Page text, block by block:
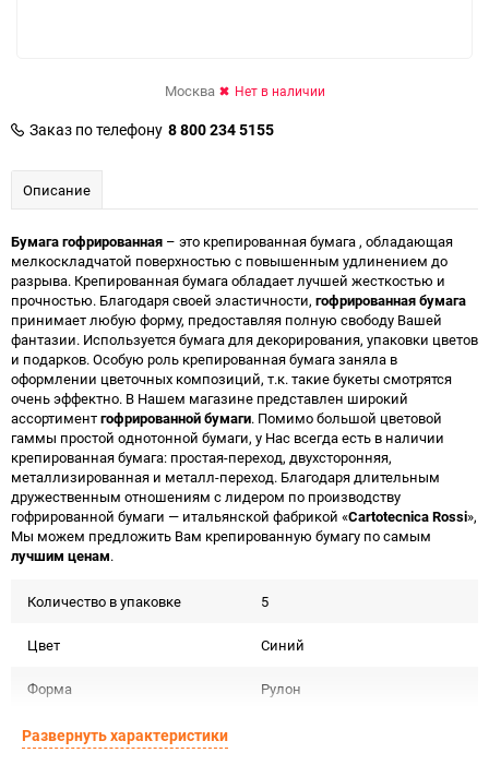
Москва Нет в наличии
Заказ по телефону 8 800 234 5155
Описание
Бумага гофрированная – это крепированная бумага , обладающая
мелкоскладчатой поверхностью с повышенным удлинением до
разрыва. Крепированная бумага обладает лучшей жесткостью и
прочностью. Благодаря своей эластичности, гофрированная бумага
принимает любую форму, предоставляя полную свободу Вашей
фантазии. Используется бумага для декорирования, упаковки цветов
и подарков. Особую роль крепированная бумага заняла в
оформлении цветочных композиций, т.к. такие букеты смотрятся
очень эффектно. В Нашем магазине представлен широкий
ассортиментгофрированной бумаги. Помимо большой цветовой
гаммы простой однотонной бумаги, у Нас всегда есть в наличии
крепированная бумага: простая-переход, двухсторонняя,
металлизированная и металл-переход. Благодаря длительным
дружественным отношениям с лидером по производству
гофрированной бумаги — итальянской фабрикой «Cartotecnica Rossi»,
Мы можем предложить Вам крепированную бумагу по самым
лучшим ценам.
Количество в упаковке 5
Цвет Синий
Форма Рулон
Материал
Развернуть характеристики